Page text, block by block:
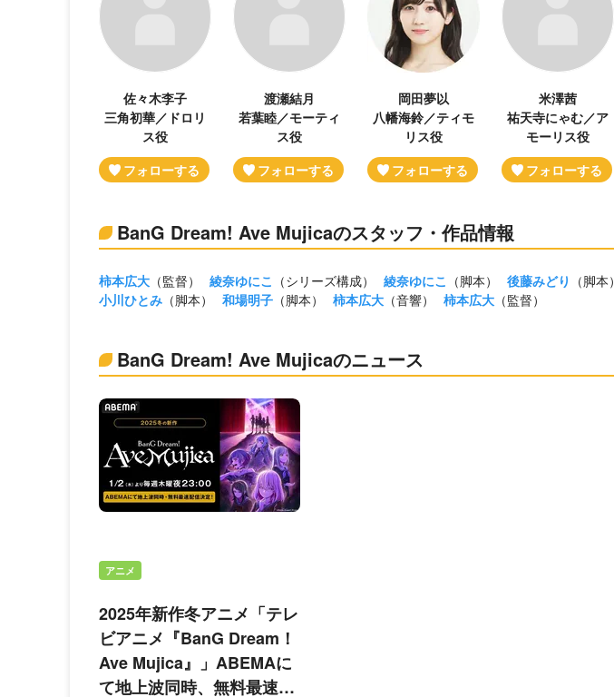
佐々木李子
三角初華／ドロリ
ス役
渡瀬結月
若葉睦／モーティ
ス役
岡田夢以
八幡海鈴／ティモ
リス役
米澤茜
祐天寺にゃむ／ア
モーリス役
BanG Dream! Ave Mujicaのスタッフ・作品情報
柿本広大 （監督） 綾奈ゆにこ （シリーズ構成） 綾奈ゆにこ （脚本） 後藤みどり （脚本）
小川ひとみ （脚本） 和場明子 （脚本） 柿本広大 （音響） 柿本広大 （監督）
BanG Dream! Ave Mujicaのニュース
アニメ
2025年新作冬アニメ「テレ
ビアニメ『BanG Dream！
Ave Mujica』」ABEMAに
て地上波同時、無料最速配